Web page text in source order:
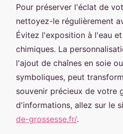
Pour préserver l'éclat de
nettoyez-le régulièrement
Évitez l'exposition à l'eau
chimiques. La
l'ajout de chaînes en soie
symboliques, peut
souvenir précieux de votre
d'informations, allez sur le
de-grossesse.fr/.